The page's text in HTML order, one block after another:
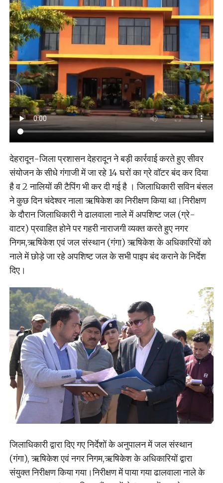
देहरादून-जिला प्रशासन देहरादून ने बड़ी कार्रवाई करते हुए सीवर
संयोजन के सीधे गंगाजी में जा रहे 14 घरों का ग्रे वॉटर बंद कर दिया
है व 2 नालियों की टैपिंग भी कर दी गई है । जिलाधिकारी सविन बंसल
ने कुछ दिन चंदेश्वर नाला ऋषिकेश का निरीक्षण किया था।निरीक्षण
के दौरान जिलाधिकारी ने ढालवाला नाले में अपशिष्ट जल (ग्रे-
वाटर) प्रवाहित होने पर गहरी नाराजगी व्यक्त करते हुए नगर
निगम,ऋषिकेश एवं जल संस्थान (गंगा) ऋषिकेश के अधिकारियों को
नाले में छोड़े जा रहे अपशिष्ट जल के सभी पाइप बंद कराने के निर्देश
दिए।
जिलाधिकारी द्वारा दिए गए निर्देशों के अनुपालन में जल संस्थान
(गंगा), ऋषिकेश एवं नगर निगम,ऋषिकेश के अधिकारियों द्वारा
संयुक्त निरीक्षण किया गया।निरीक्षण में पाया गया ढालवाला नाले के